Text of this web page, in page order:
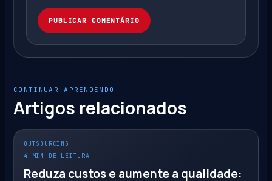
PUBLICAR COMENTÁRIO
CONTINUAR APRENDENDO
Artigos relacionados
OUTSOURCING
4 MIN DE LEITURA
Reduza custos e aumente a qualidade: